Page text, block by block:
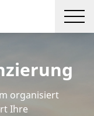
organisiert
Ihre